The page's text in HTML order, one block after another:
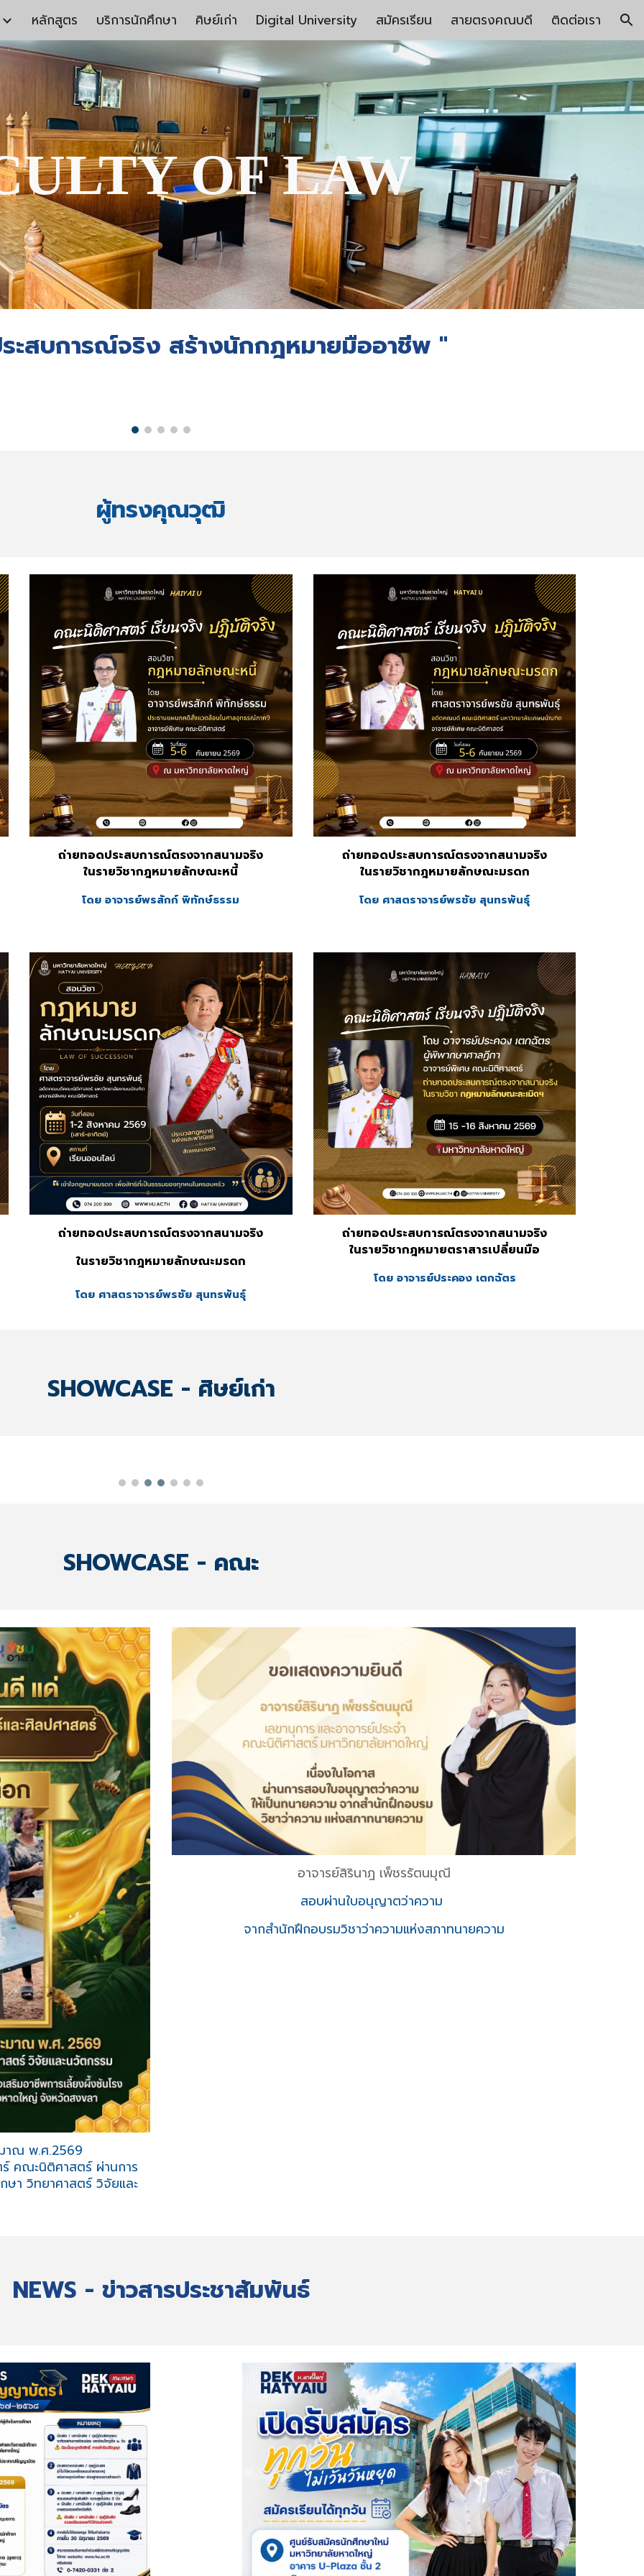
to main content Skip to navigation
หลักสูตร บริการนักศึกษา ศิษย์เก่า Digital University สมัครเรียน สายตรงคณบดี ติดต่อเรา
OF LAW
ระสบการณ์จริง สร้างนักกฎหมายมืออาชีพ "
ผู้ทรงคุณวุฒิ
ถ่ายทอดประสบการณ์ตรงจากสนามจริง
ในรายวิชากฎหมายลักษณะหนี้
โดย อาจารย์พรสักก์ พิทักษ์ธรรม
ถ่ายทอดประสบการณ์ตรงจากสนามจริง
ในรายวิชากฎหมายลักษณะมรดก
โดย ศาสตราจารย์พรชัย สุนทรพันธุ์
ถ่ายทอดประสบการณ์ตรงจากสนามจริง
ในรายวิชากฎหมายลักษณะมรดก
โดย ศาสตราจารย์พรชัย สุนทรพันธุ์
ถ่ายทอดประสบการณ์ตรงจากสนามจริง
ในรายวิชากฎหมายตราสารเปลี่ยนมือ
โดย อาจารย์ประคอง เตกฉัตร
SHOWCASE - ศิษย์เก่า
SHOWCASE - คณะ
มาณ พ.ศ.2569
คณะนิติศาสตร์ ผ่านการ
ษา วิทยาศาสตร์ วิจัยและ
อาจารย์สิรินาฎ เพ็ชรรัตนมุณี
สอบผ่านใบอนุญาตว่าความ
จากสำนักฝึกอบรมวิชาว่าความแห่งสภาทนายความ
NEWS - ข่าวสารประชาสัมพันธ์